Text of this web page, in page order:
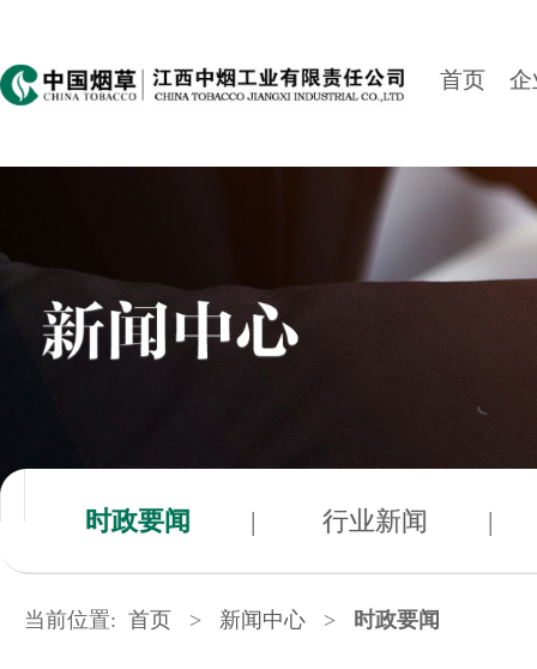
首页 企
时政要闻 | 行业新闻 |
当前位置: 首页 > 新闻中心 > 时政要闻